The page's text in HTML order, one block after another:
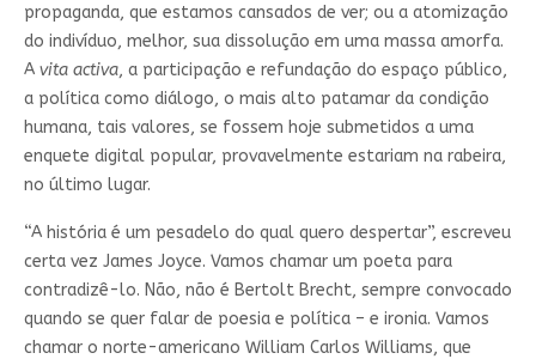
propaganda, que estamos cansados de ver; ou a atomização
do indivíduo, melhor, sua dissolução em uma massa amorfa.
A vita activa, a participação e refundação do espaço público,
a política como diálogo, o mais alto patamar da condição
humana, tais valores, se fossem hoje submetidos a uma
enquete digital popular, provavelmente estariam na rabeira,
no último lugar.
“A história é um pesadelo do qual quero despertar”, escreveu
certa vez James Joyce. Vamos chamar um poeta para
contradizê-lo. Não, não é Bertolt Brecht, sempre convocado
quando se quer falar de poesia e política – e ironia. Vamos
chamar o norte-americano William Carlos Williams, que